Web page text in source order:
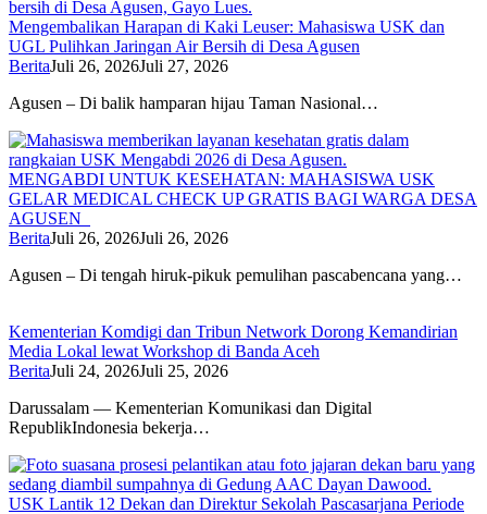
Mengembalikan Harapan di Kaki Leuser: Mahasiswa USK dan
UGL Pulihkan Jaringan Air Bersih di Desa Agusen
BeritaJuli 26, 2026Juli 27, 2026
Agusen – Di balik hamparan hijau Taman Nasional…
MENGABDI UNTUK KESEHATAN: MAHASISWA USK
GELAR MEDICAL CHECK UP GRATIS BAGI WARGA DESA
AGUSEN
BeritaJuli 26, 2026Juli 26, 2026
Agusen – Di tengah hiruk-pikuk pemulihan pascabencana yang…
Kementerian Komdigi dan Tribun Network Dorong Kemandirian
Media Lokal lewat Workshop di Banda Aceh
BeritaJuli 24, 2026Juli 25, 2026
Darussalam — Kementerian Komunikasi dan Digital
RepublikIndonesia bekerja…
USK Lantik 12 Dekan dan Direktur Sekolah Pascasarjana Periode